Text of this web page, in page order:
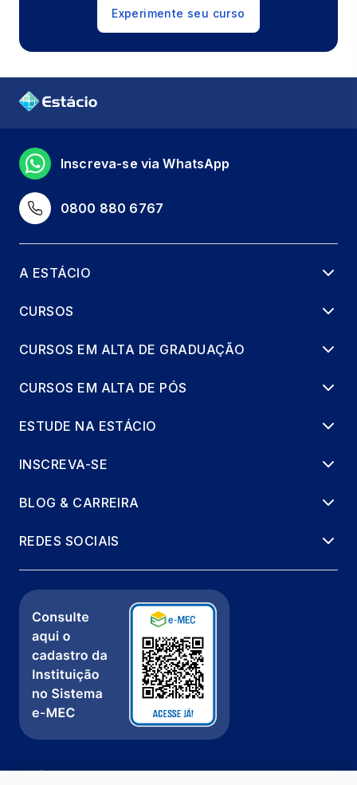
Experimente seu curso
0800 880 6767
Inscreva-se via WhatsApp
A ESTÁCIO
CURSOS
CURSOS EM ALTA DE GRADUAÇÃO
CURSOS EM ALTA DE PÓS
ESTUDE NA ESTÁCIO
INSCREVA-SE
BLOG & CARREIRA
REDES SOCIAIS
Política de Privacidade